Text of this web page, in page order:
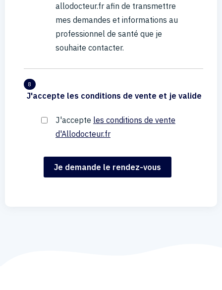
allodocteur.fr afin de transmettre
mes demandes et informations au
professionnel de santé que je
souhaite contacter.
8
J'accepte les conditions de vente et je valide
J'accepte les conditions de vente
d'Allodocteur.fr